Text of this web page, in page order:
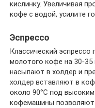
кислинку. Увеличивая
кофе с водой, усилите
Эспрессо
Классический эспрессо
молотого кофе на 30-
насыпают в холдер и
холдер вставляют в
около 90°С под
кофемашины позволяют